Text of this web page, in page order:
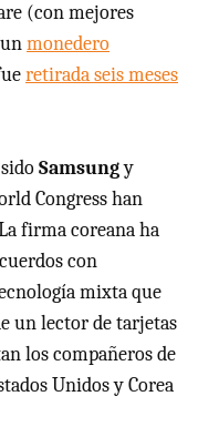
(con mejores
monedero
retirada seis meses
Samsungy
Congress han
firma coreana ha
con
mixta que
un lector de tarjetas
los compañeros de
Unidos y Corea